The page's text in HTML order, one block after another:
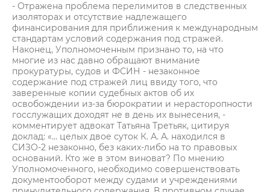
- Отражена проблема перелимитов в следственных
изоляторах и отсутствие надлежащего
финансирования для приближения к международным
стандартам условий содержания под стражей.
Наконец, Уполномоченным признано то, на что
многие из нас давно обращают внимание
прокуратуры, судов и ФСИН - незаконное
содержание под стражей лиц ввиду того, что
заверенные копии судебных актов об их
освобождении из-за бюрократии и нерасторопности
госслужащих доходят не в день их вынесения, -
комментирует адвокат Татьяна Третьяк, цитируя
доклад: «… целых двое суток К. А. А. находился в
СИЗО-2 незаконно, без каких-либо на то правовых
оснований. Кто же в этом виноват? По мнению
Уполномоченного, необходимо совершенствовать
документооборот между судами и учреждениями